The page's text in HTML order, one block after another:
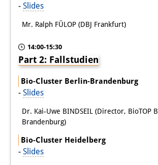
Catalogue
Trilingual Glossary of
Terminology
Special Collections in
University Libraries
Join us!
Job Openings
- Slides
Mr. Ralph FÜLOP (DBJ Frankfurt)
14:00-15:30
Part 2: Fallstudien
Bio-Cluster Berlin-Brandenburg
- Slides
Dr. Kai-Uwe BINDSEIL (Director, BioTOP
Brandenburg)
Bio-Cluster Heidelberg
- Slides